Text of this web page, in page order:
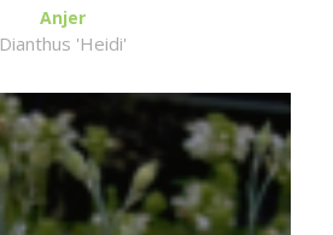
Anjer
Dianthus 'Heidi'